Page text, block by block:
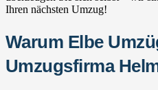
Ihren nächsten Umzug!
Warum Elbe
Umzugsfirma